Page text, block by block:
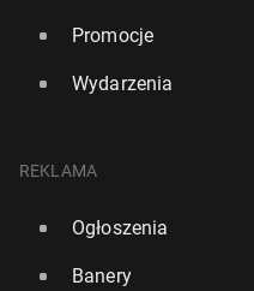
Promocje
Wydarzenia
REKLAMA
Ogłoszenia
Banery